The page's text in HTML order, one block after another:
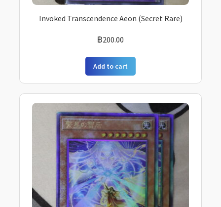
Invoked Transcendence Aeon (Secret Rare)
฿200.00
Add to cart